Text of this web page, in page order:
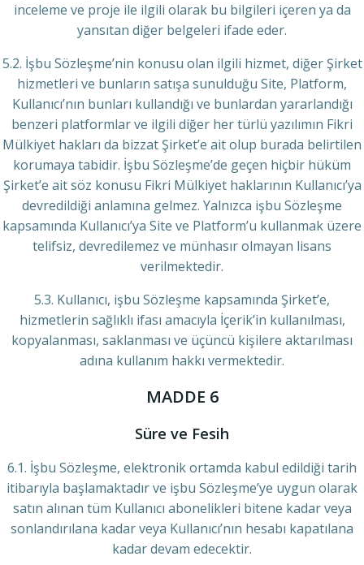
inceleme ve proje ile ilgili olarak bu bilgileri içeren ya da
yansıtan diğer belgeleri ifade eder.
5.2. İşbu Sözleşme’nin konusu olan ilgili hizmet, diğer Şirket
hizmetleri ve bunların satışa sunulduğu Site, Platform,
Kullanıcı’nın bunları kullandığı ve bunlardan yararlandığı
benzeri platformlar ve ilgili diğer her türlü yazılımın Fikri
Mülkiyet hakları da bizzat Şirket’e ait olup burada belirtilen
korumaya tabidir. İşbu Sözleşme’de geçen hiçbir hüküm
Şirket’e ait söz konusu Fikri Mülkiyet haklarının Kullanıcı’ya
devredildiği anlamına gelmez. Yalnızca işbu Sözleşme
kapsamında Kullanıcı’ya Site ve Platform’u kullanmak üzere
telifsiz, devredilemez ve münhasır olmayan lisans
verilmektedir.
5.3. Kullanıcı, işbu Sözleşme kapsamında Şirket’e,
hizmetlerin sağlıklı ifası amacıyla İçerik’in kullanılması,
kopyalanması, saklanması ve üçüncü kişilere aktarılması
adına kullanım hakkı vermektedir.
MADDE 6
Süre ve Fesih
6.1. İşbu Sözleşme, elektronik ortamda kabul edildiği tarih
itibarıyla başlamaktadır ve işbu Sözleşme’ye uygun olarak
satın alınan tüm Kullanıcı abonelikleri bitene kadar veya
sonlandırılana kadar veya Kullanıcı’nın hesabı kapatılana
kadar devam edecektir.